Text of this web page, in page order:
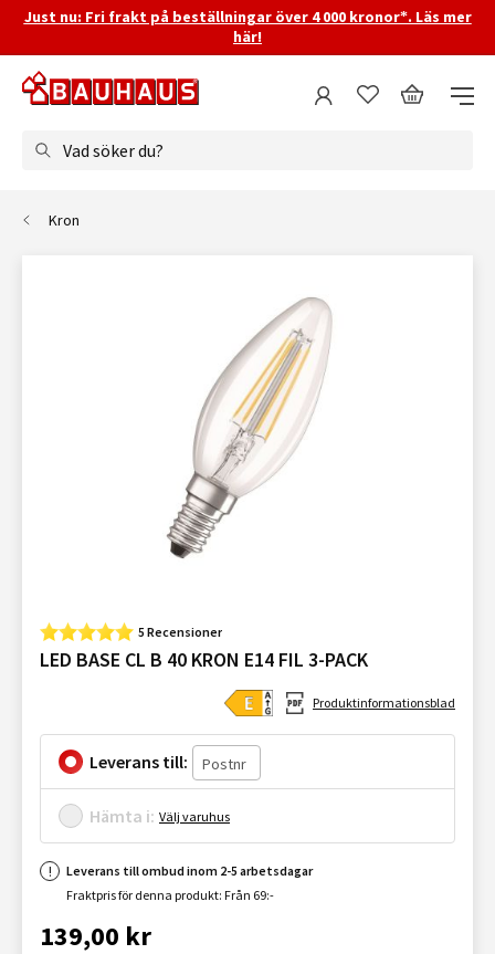
Just nu: Fri frakt på beställningar över 4 000 kronor*. Läs mer
här!
Vad söker du?
Kron
5 Recensioner
LED BASE CL B 40 KRON E14 FIL 3-PACK
Produktinformationsblad
Leverans till:
Hämta i: Välj varuhus
Leverans till ombud inom 2-5 arbetsdagar
Fraktpris för denna produkt: Från 69:-
139,00 kr